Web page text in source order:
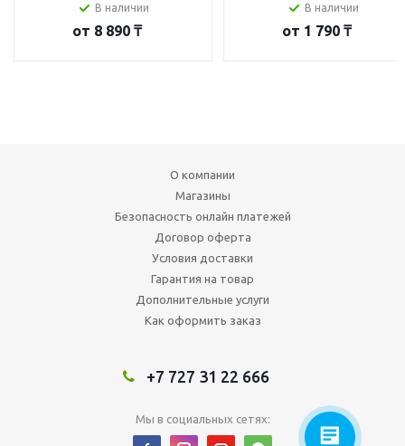
В наличии
от 8 890 ₸
В наличии
от 1 790 ₸
О компании
Магазины
Безопасность онлайн платежей
Договор оферта
Условия доставки
Гарантия на товар
Дополнительные услуги
Как оформить заказ
+7 727 31 22 666
Мы в социальных сетях: